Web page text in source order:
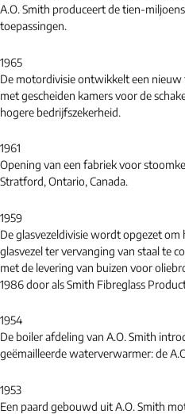
A.O. Smith produceert de tien-
toepassingen.
1965
De motordivisie ontwikkelt een
met gescheiden kamers voor de
hogere bedrijfszekerheid.
1961
Opening van een fabriek voor
Stratford, Ontario, Canada.
1959
De glasvezeldivisie wordt opgezet
glasvezel ter vervanging van staal te
met de levering van buizen voor
1986 door als Smith Fibreglass
1954
De boiler afdeling van A.O. Smith
geëmailleerde waterverwarmer: de
1953
Een paard gebouwd uit A.O. Smith